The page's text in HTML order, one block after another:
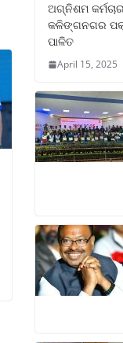
ଅଗ୍ନିଶମ
କଳିଙ୍ଗନଗର
ପାଳିତ
April 15, 2025